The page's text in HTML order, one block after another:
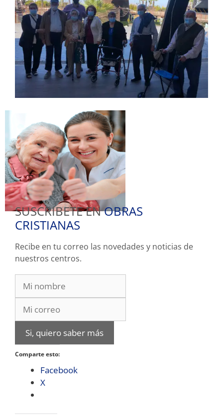
SUSCRIBETE ENOBRAS
CRISTIANAS
Recibe en tu correo las novedades y noticias de
nuestros centros.
Si, quiero saber más
Comparte esto:
Facebook
X